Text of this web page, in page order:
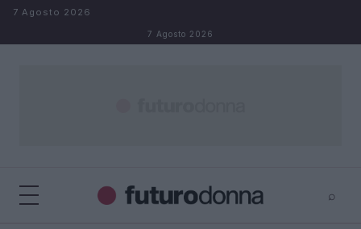
Salta al contenuto
7 Agosto 2026
7 Agosto 2026
⌕